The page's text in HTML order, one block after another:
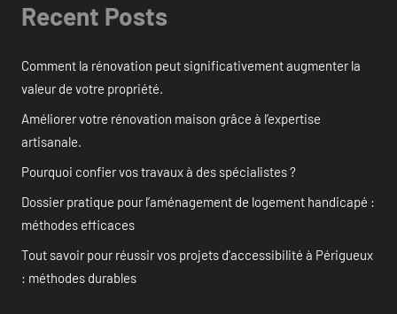
Recent Posts
Comment la rénovation peut significativement augmenter la
valeur de votre propriété.
Améliorer votre rénovation maison grâce à l’expertise
artisanale.
Pourquoi confier vos travaux à des spécialistes ?
Dossier pratique pour l’aménagement de logement handicapé :
méthodes efficaces
Tout savoir pour réussir vos projets d’accessibilité à Périgueux
: méthodes durables